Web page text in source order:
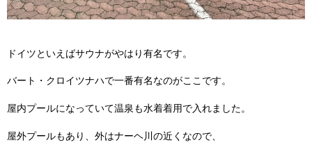
ドイツといえばサウナがやはり有名です。
バート・クロイツナハで一番有名なのがここです。
屋内プールになっていて温泉も水着着用で入れました。
屋外プールもあり、外はナーヘ川の近くなので、